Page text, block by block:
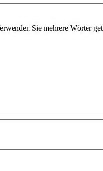
Sie mehrere Wörter